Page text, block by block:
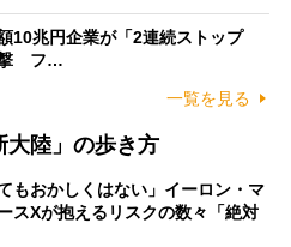
10兆円企業が「2連続ストップ
撃 フ…
一覧を見る
大陸」の歩き方
もおかしくはない」イーロン・マ
スXが抱えるリスクの数々「絶対